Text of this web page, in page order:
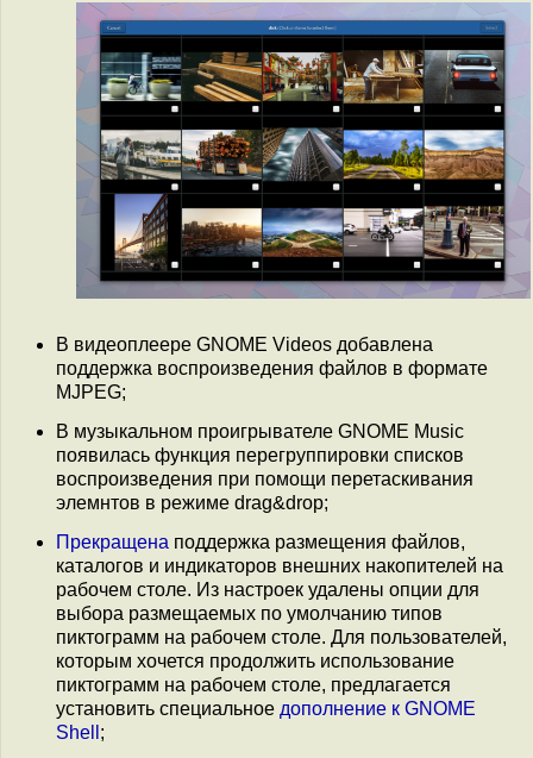
В видеоплеере GNOME Videos добавлена
поддержка воспроизведения файлов в формате
MJPEG;
В музыкальном проигрывателе GNOME Music
появилась функция перегруппировки списков
воспроизведения при помощи перетаскивания
элемнтов в режиме drag&drop;
Прекращена поддержка размещения файлов,
каталогов и индикаторов внешних накопителей на
рабочем столе. Из настроек удалены опции для
выбора размещаемых по умолчанию типов
пиктограмм на рабочем столе. Для пользователей,
которым хочется продолжить использование
пиктограмм на рабочем столе, предлагается
установить специальное дополнение к GNOME
Shell ;